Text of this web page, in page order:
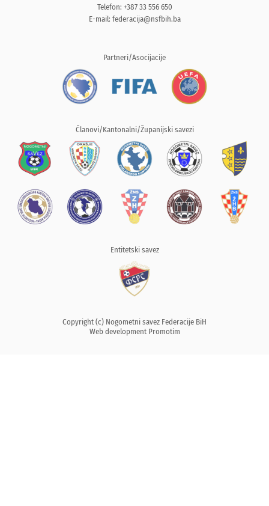
Telefon: +387 33 556 650
E-mail: federacija@nsfbih.ba
Partneri/Asocijacije
Članovi/Kantonalni/Županijski savezi
Entitetski savez
Copyright (c) Nogometni savez Federacije BiH
Web development Promotim